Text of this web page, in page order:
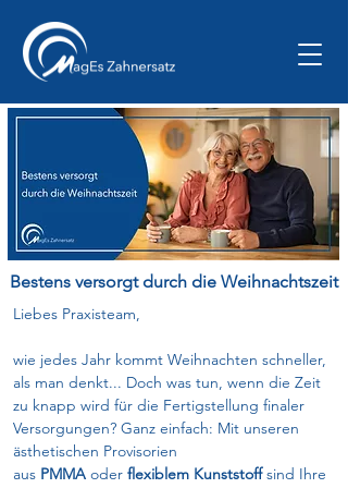
Bestens versorgt durch die Weihnachtszeit
Liebes Praxisteam,
wie jedes Jahr kommt Weihnachten schneller,
als man denkt... Doch was tun, wenn die Zeit
zu knapp wird für die Fertigstellung finaler
Versorgungen? Ganz einfach: Mit unseren
ästhetischen Provisorien
aus PMMA oder flexiblem Kunststoff sind Ihre